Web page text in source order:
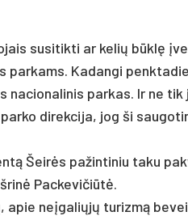
su­si­tik­ti ar ke­lių būklę
Ka­dan­gi
par­kas. Ir ne tik
di­rek­ci­ja, jog ši
Šeirės pa­žin­ti­niu ta­ku
Pac­ke­vi­čiūtė.
ne­įga­liųjų tu­rizmą